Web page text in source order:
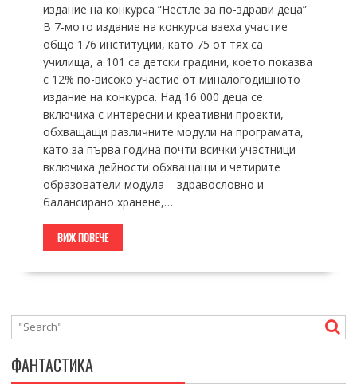
издание на конкурса “Нестле за по-здрави деца”
В 7-мото издание на конкурса взеха участие
общо 176 институции, като 75 от тях са
училища, а 101 са детски градини, което показва
с 12% по-високо участие от миналогодишното
издание на конкурса. Над 16 000 деца се
включиха с интересни и креативни проекти,
обхващащи различните модули на програмата,
като за първа година почти всички участници
включиха дейности обхващащи и четирите
образователи модула – здравословно и
балансирано хранене,…
ВИЖ ПОВЕЧЕ
ФАНТАСТИКА